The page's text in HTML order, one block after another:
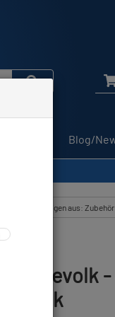
Blog/
Alle Artikel zeigen aus: Zubehör
- Divevolk
Druck